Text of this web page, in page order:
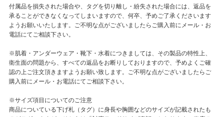
付属品を損失された場合や、タグを切り離し・紛失された場合には、返品を
承ることができなくなってしまいますので、何卒、予めご了承くださいます
ようお願いいたします。ご不明な点がございましたらご購入前にメール・お
電話にてご相談下さい。
※肌着・アンダーウェア・靴下・水着につきましては、その製品の特性上、
衛生面の問題から、すべての返品をお断りしておりますので、予めよくご確
認の上ご注文頂きますようお願い致します。ご不明な点がございましたらご
購入前にメール・お電話にてご相談下さい。
※サイズ項目についてのご注意
商品についている下げ札（タグ）に身長や胸囲などのサイズが記載されたも